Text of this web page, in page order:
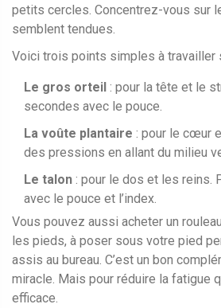
petits cercles. Concentrez-vous sur
semblent tendues.
Voici trois points simples à travailler
Le gros orteil : pour la tête et le
secondes avec le pouce.
La voûte plantaire : pour le cœur
des pressions en allant du milieu
Le talon : pour le dos et les reins.
avec le pouce et l’index.
Vous pouvez aussi acheter un
les pieds, à poser sous votre pied
assis au bureau. C’est un bon
miracle. Mais pour réduire la fatigue
efficace.